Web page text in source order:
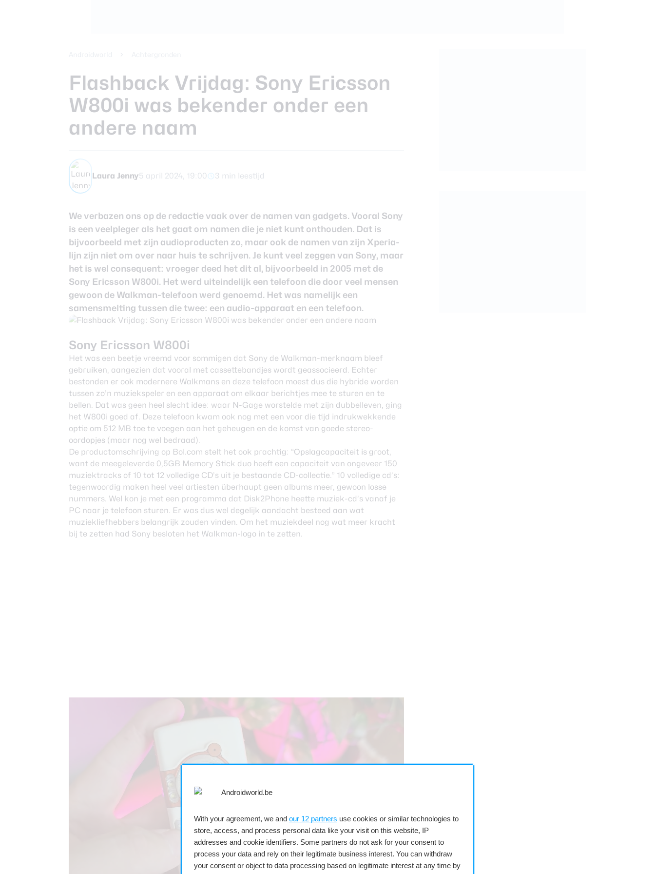
With your agreement, we and our 12 partners use cookies or similar technologies to
store, access, and process personal data like your visit on this website, IP
addresses and cookie identifiers. Some partners do not ask for your consent to
process your data and rely on their legitimate business interest. You can withdraw
your consent or object to data processing based on legitimate interest at any time by
Flashback Vrijdag: Sony Ericsson
W800i was bekender onder een
andere naam
Laura Jenny5 april 2024, 19:00 3 min leestijd
We verbazen ons op de redactie vaak over de namen van gadgets. Vooral Sony
is een veelpleger als het gaat om namen die je niet kunt onthouden. Dat is
bijvoorbeeld met zijn audioproducten zo, maar ook de namen van zijn Xperia-
lijn zijn niet om over naar huis te schrijven. Je kunt veel zeggen van Sony, maar
het is wel consequent: vroeger deed het dit al, bijvoorbeeld in 2005 met de
Sony Ericsson W800i. Het werd uiteindelijk een telefoon die door veel mensen
gewoon de Walkman-telefoon werd genoemd. Het was namelijk een
samensmelting tussen die twee: een audio-apparaat en een telefoon.
Sony Ericsson W800i
Het was een beetje vreemd voor sommigen dat Sony de Walkman-merknaam bleef
gebruiken, aangezien dat vooral met cassettebandjes wordt geassocieerd. Echter
bestonden er ook modernere Walkmans en deze telefoon moest dus die hybride worden
tussen zo’n muziekspeler en een apparaat om elkaar berichtjes mee te sturen en te
bellen. Dat was geen heel slecht idee: waar N-Gage worstelde met zijn dubbelleven, ging
het W800i goed af. Deze telefoon kwam ook nog met een voor die tijd indrukwekkende
optie om 512 MB toe te voegen aan het geheugen en de komst van goede stereo-
oordopjes (maar nog wel bedraad).
De productomschrijving op Bol.com stelt het ook prachtig: “Opslagcapaciteit is groot,
want de meegeleverde 0,5GB Memory Stick duo heeft een capaciteit van ongeveer 150
muziektracks of 10 tot 12 volledige CD’s uit je bestaande CD-collectie.” 10 volledige cd’s:
tegenwoordig maken heel veel artiesten überhaupt geen albums meer, gewoon losse
nummers. Wel kon je met een programma dat Disk2Phone heette muziek-cd’s vanaf je
PC naar je telefoon sturen. Er was dus wel degelijk aandacht besteed aan wat
muziekliefhebbers belangrijk zouden vinden. Om het muziekdeel nog wat meer kracht
bij te zetten had Sony besloten het Walkman-logo in te zetten.